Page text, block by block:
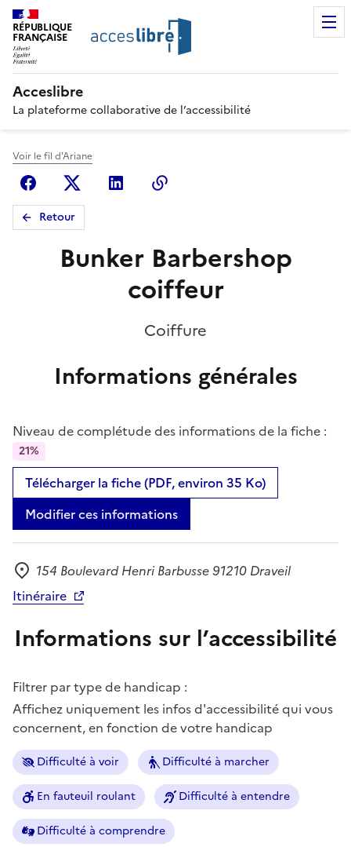
RÉPUBLIQUE
FRANÇAISE
Acceslibre
La plateforme collaborative de l’accessibilité
Voir le fil d'Ariane
FacebookX (anciennement Twitter)
Linkedin
Retour
Bunker Barbershop
coiffeur
Coiffure
Informations générales
Niveau de complétude des informations de la fiche :
21%
Télécharger la fiche (PDF, environ 35 Ko)
Modifier ces informations
Adresse
154 Boulevard Henri Barbusse 91210 Draveil
Itinéraire
Informations sur l’accessibilité
Filtrer par type de handicap :
Affichez uniquement les infos d'accessibilité qui vous
concernent, en fonction de votre handicap
Difficulté à voir Difficulté à marcher
En fauteuil roulant Difficulté à entendre
Difficulté à comprendre